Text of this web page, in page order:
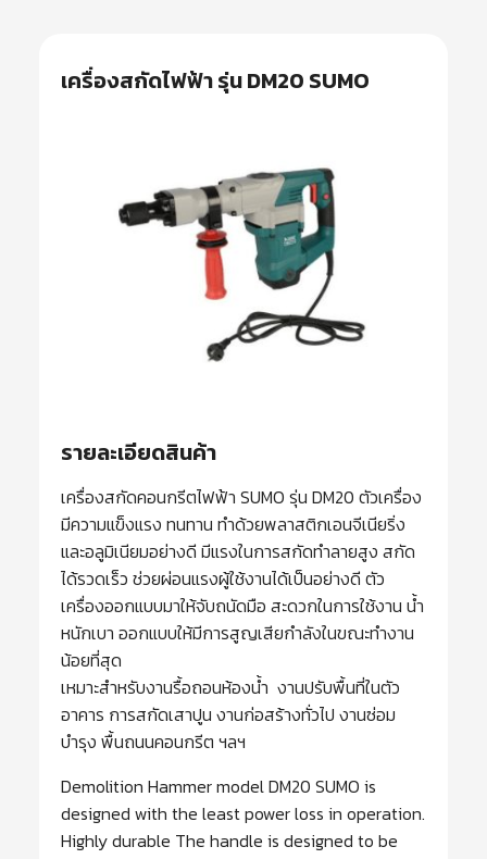
เครื่องสกัดไฟฟ้า รุ่น DM20 SUMO
รายละเอียดสินค้า
เครื่องสกัดคอนกรีตไฟฟ้า SUMO รุ่น DM20 ตัวเครื่อง
มีความแข็งแรง ทนทาน ทำด้วยพลาสติกเอนจีเนียริ่ง
และอลูมิเนียมอย่างดี มีแรงในการสกัดทำลายสูง สกัด
ได้รวดเร็ว ช่วยผ่อนแรงผู้ใช้งานได้เป็นอย่างดี ตัว
เครื่องออกแบบมาให้จับถนัดมือ สะดวกในการใช้งาน น้ำ
หนักเบา ออกแบบให้มีการสูญเสียกำลังในขณะทำงาน
น้อยที่สุด
เหมาะสำหรับงานรื้อถอนห้องน้ำ งานปรับพื้นที่ในตัว
อาคาร การสกัดเสาปูน งานก่อสร้างทั่วไป งานซ่อม
บำรุง พื้นถนนคอนกรีต ฯลฯ
Demolition Hammer model DM20 SUMO is
designed with the least power loss in operation.
Highly durable The handle is designed to be